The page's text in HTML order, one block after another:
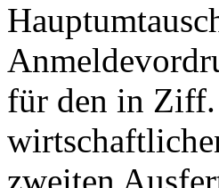
für den in Ziff.